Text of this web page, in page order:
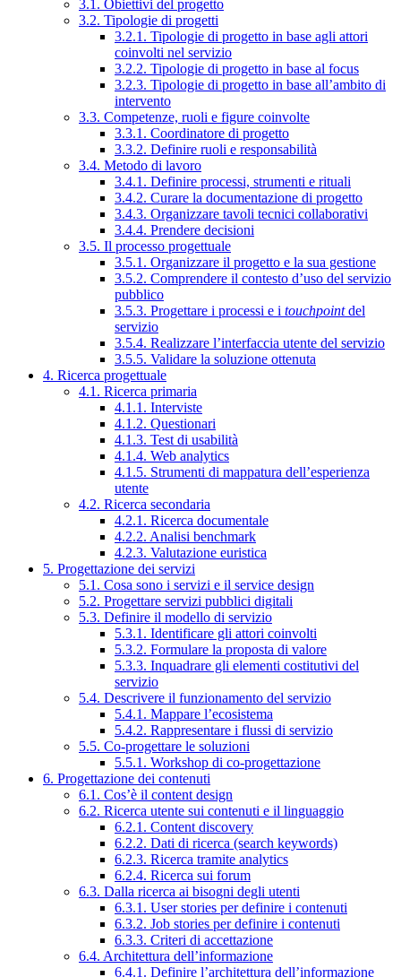
3.1. Obiettivi del progetto
3.2. Tipologie di progetti
3.2.1. Tipologie di progetto in base agli attori
coinvolti nel servizio
3.2.2. Tipologie di progetto in base al focus
3.2.3. Tipologie di progetto in base all’ambito di
intervento
3.3. Competenze, ruoli e figure coinvolte
3.3.1. Coordinatore di progetto
3.3.2. Definire ruoli e responsabilità
3.4. Metodo di lavoro
3.4.1. Definire processi, strumenti e rituali
3.4.2. Curare la documentazione di progetto
3.4.3. Organizzare tavoli tecnici collaborativi
3.4.4. Prendere decisioni
3.5. Il processo progettuale
3.5.1. Organizzare il progetto e la sua gestione
3.5.2. Comprendere il contesto d’uso del servizio
pubblico
3.5.3. Progettare i processi e i touchpointdel
servizio
3.5.4. Realizzare l’interfaccia utente del servizio
3.5.5. Validare la soluzione ottenuta
4. Ricerca progettuale
4.1. Ricerca primaria
4.1.1. Interviste
4.1.2. Questionari
4.1.3. Test di usabilità
4.1.4. Web analytics
4.1.5. Strumenti di mappatura dell’esperienza
utente
4.2. Ricerca secondaria
4.2.1. Ricerca documentale
4.2.2. Analisi benchmark
4.2.3. Valutazione euristica
5. Progettazione dei servizi
5.1. Cosa sono i servizi e il service design
5.2. Progettare servizi pubblici digitali
5.3. Definire il modello di servizio
5.3.1. Identificare gli attori coinvolti
5.3.2. Formulare la proposta di valore
5.3.3. Inquadrare gli elementi costitutivi del
servizio
5.4. Descrivere il funzionamento del servizio
5.4.1. Mappare l’ecosistema
5.4.2. Rappresentare i flussi di servizio
5.5. Co-progettare le soluzioni
5.5.1. Workshop di co-progettazione
6. Progettazione dei contenuti
6.1. Cos’è il content design
6.2. Ricerca utente sui contenuti e il linguaggio
6.2.1. Content discovery
6.2.2. Dati di ricerca (search keywords)
6.2.3. Ricerca tramite analytics
6.2.4. Ricerca sui forum
6.3. Dalla ricerca ai bisogni degli utenti
6.3.1. User stories per definire i contenuti
6.3.2. Job stories per definire i contenuti
6.3.3. Criteri di accettazione
6.4. Architettura dell’informazione
6.4.1. Definire l’architettura dell’informazione